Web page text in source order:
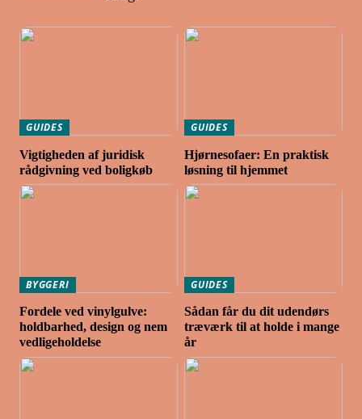
GUIDES
Vigtigheden af juridisk
rådgivning ved boligkøb
GUIDES
Hjørnesofaer: En praktisk
løsning til hjemmet
BYGGERI
Fordele ved vinylgulve:
holdbarhed, design og nem
vedligeholdelse
GUIDES
Sådan får du dit udendørs
træværk til at holde i mange
år